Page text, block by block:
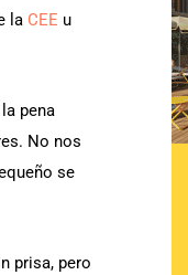
la CEE u
pena
No nos
se
prisa, pero